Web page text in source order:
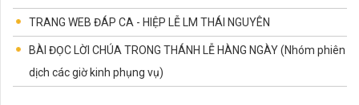
TRANG WEB ĐÁP CA - HIỆP LỄ LM THÁI NGUYÊN
BÀI ĐỌC LỜI CHÚA TRONG THÁNH LỄ HÀNG NGÀY (Nhóm phiên
dịch các giờ kinh phụng vụ)